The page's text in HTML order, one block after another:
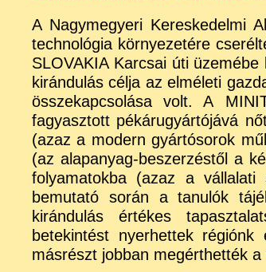
A Nagymegyeri Kereskedelmi
technológia környezetére
SLOVAKIA Karcsai úti
kirándulás célja az elméleti
összekapcsolása volt. A
fagyasztott pékárugyártójává
(azaz a modern gyártósorok
(az alapanyag-beszerzéstől a
folyamatokba (azaz a
bemutató során a tanulók
kirándulás értékes
betekintést nyerhettek
másrészt jobban megérthették